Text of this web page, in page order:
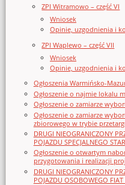
ZPI Witramowo – część VI
Wniosek
Opinie, uzgodnienia i
ZPI Waplewo – część VII
Wniosek
Opinie, uzgodnienia i
Ogłoszenia Warmińsko-
Ogłoszenie o najmie lokalu
Ogłoszenie o zamiarze
Ogłoszenie o zamiarze
zbiorowego w trybie
DRUGI NIEOGRANICZONY
POJAZDU SPECJALNEGO
Ogłoszenie o otwartym
przygotowania i realizacji
DRUGI NIEOGRANICZONY
POJAZDU OSOBOWEGO